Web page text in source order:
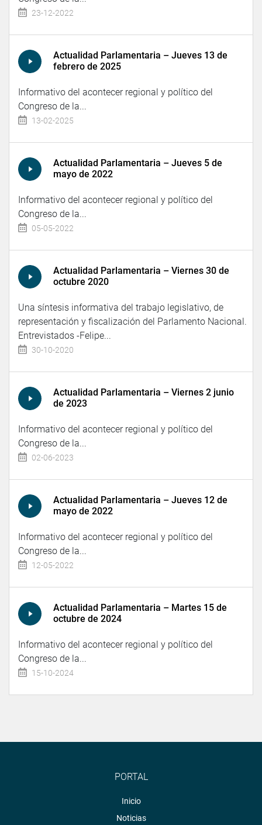
23-12-2022
Actualidad Parlamentaria – Jueves 13 de
febrero de 2025
Informativo del acontecer regional y político del
Congreso de la...
13-02-2025
Actualidad Parlamentaria – Jueves 5 de
mayo de 2022
Informativo del acontecer regional y político del
Congreso de la...
05-05-2022
Actualidad Parlamentaria – Viernes 30 de
octubre 2020
Una síntesis informativa del trabajo legislativo, de
representación y fiscalización del Parlamento Nacional.
Entrevistados -Felipe...
30-10-2020
Actualidad Parlamentaria – Viernes 2 junio
de 2023
Informativo del acontecer regional y político del
Congreso de la...
02-06-2023
Actualidad Parlamentaria – Jueves 12 de
mayo de 2022
Informativo del acontecer regional y político del
Congreso de la...
12-05-2022
Actualidad Parlamentaria – Martes 15 de
octubre de 2024
Informativo del acontecer regional y político del
Congreso de la...
15-10-2024
PORTAL
Inicio
Noticias